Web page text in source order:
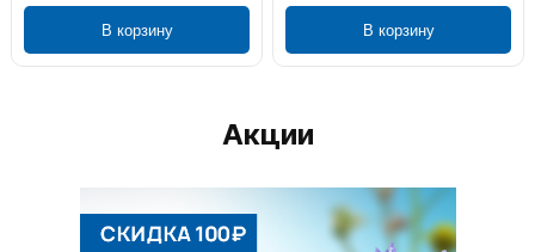
В корзину В корзину
Акции